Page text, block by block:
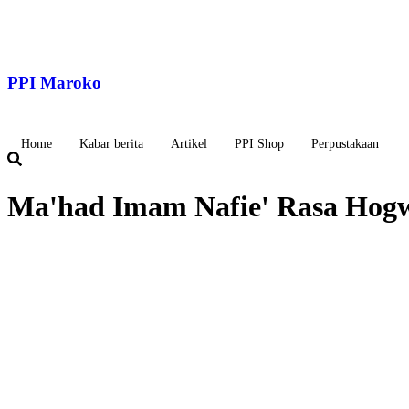
PPI Maroko
Home Kabar berita Artikel PPI Shop Perpustakaan
Ma'had Imam Nafie' Rasa